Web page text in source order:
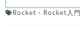
Rocket 、 Rocket入